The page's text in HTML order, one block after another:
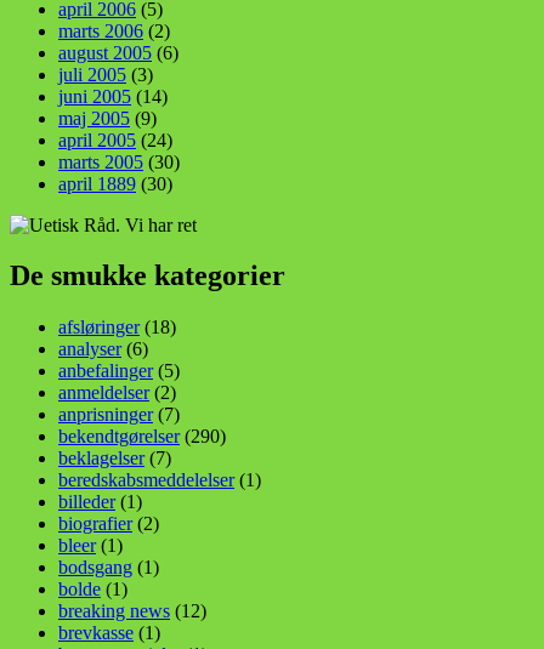
april 2006 (5)
marts 2006 (2)
august 2005 (6)
juli 2005 (3)
juni 2005 (14)
maj 2005 (9)
april 2005 (24)
marts 2005 (30)
april 1889 (30)
De smukke kategorier
afsløringer(18)
analyser(6)
anbefalinger(5)
anmeldelser(2)
anprisninger(7)
bekendtgørelser(290)
beklagelser(7)
beredskabsmeddelelser(1)
billeder(1)
biografier(2)
bleer(1)
bodsgang (1)
bolde (1)
breaking news (12)
brevkasse (1)